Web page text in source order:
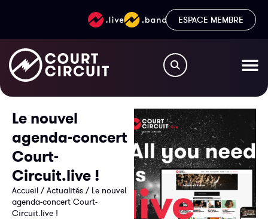
ESPACE MEMBRE
Le nouvel
agenda-concert
Court-
Circuit.live !
Accueil /Actualités / Le nouvel
agenda-concert Court-
Circuit.live !